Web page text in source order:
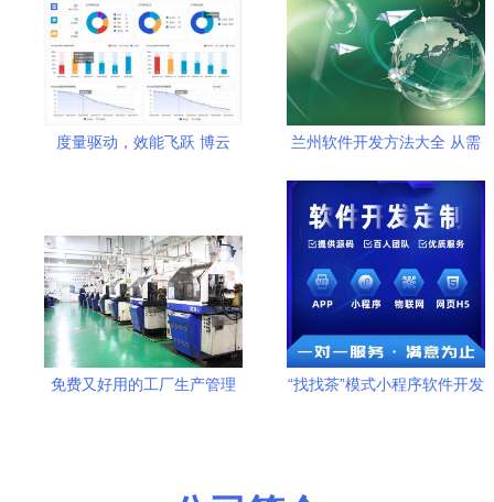
度量驱动，效能飞跃 博云
兰州软件开发方法大全 从需
南
免费又好用的工厂生产管理
“找找茶”模式小程序软件开发